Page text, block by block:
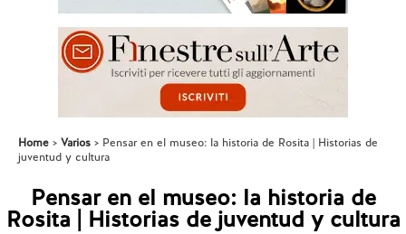
Home Varios
Pensar en el museo: la historia de Rosita | Historias de
juventud y cultura
Pensar en el museo: la historia de
Rosita | Historias de juventud y cultura